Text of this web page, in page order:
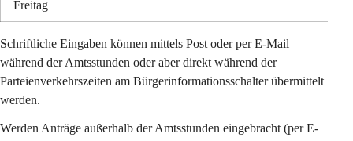
Freitag
Schriftliche Eingaben können mittels Post oder per E-Mail
während der Amtsstunden oder aber direkt während der
Parteienverkehrszeiten am Bürgerinformationsschalter übermittelt
werden.
Werden Anträge außerhalb der Amtsstunden eingebracht (per E-